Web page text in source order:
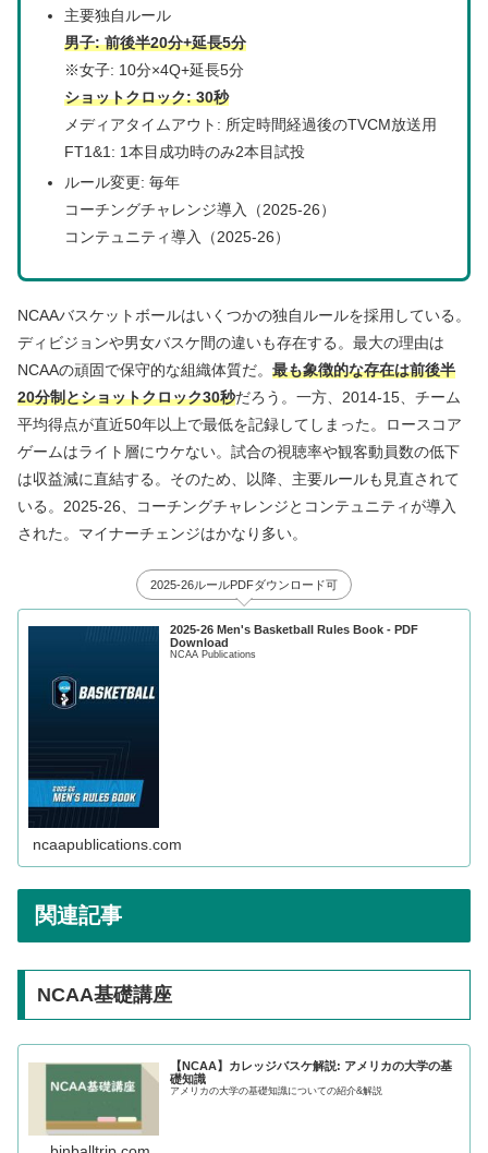
主要独自ルール
男子: 前後半20分+延長5分
※女子: 10分×4Q+延長5分
ショットクロック: 30秒
メディアタイムアウト: 所定時間経過後のTVCM放送用
FT1&1: 1本目成功時のみ2本目試投
ルール変更: 毎年
コーチングチャレンジ導入（2025-26）
コンテュニティ導入（2025-26）
NCAAバスケットボールはいくつかの独自ルールを採用している。
ディビジョンや男女バスケ間の違いも存在する。最大の理由は
NCAAの頑固で保守的な組織体質だ。 最も象徴的な存在は前後半
20分制とショットクロック30秒だろう。一方、2014-15、チーム
平均得点が直近50年以上で最低を記録してしまった。ロースコア
ゲームはライト層にウケない。試合の視聴率や観客動員数の低下
は収益減に直結する。そのため、以降、主要ルールも見直されて
いる。2025-26、コーチングチャレンジとコンテュニティが導入
された。マイナーチェンジはかなり多い。
2025-26ルールPDFダウンロード可
2025-26 Men's Basketball Rules Book - PDF
Download
NCAA Publications
ncaapublications.com
関連記事
NCAA基礎講座
【NCAA】カレッジバスケ解説: アメリカの大学の基
礎知識
アメリカの大学の基礎知識についての紹介&解説